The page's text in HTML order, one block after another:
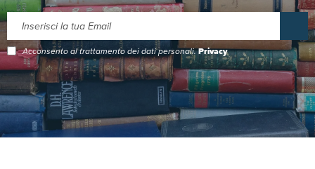
Acconsento al trattamento dei dati personali.Privacy